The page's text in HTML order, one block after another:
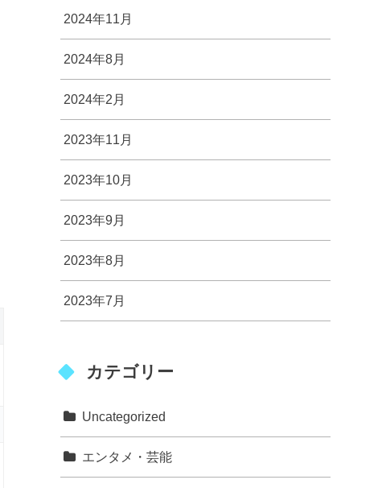
2024年11月
2024年8月
2024年2月
2023年11月
2023年10月
2023年9月
2023年8月
2023年7月
カテゴリー
Uncategorized
エンタメ・芸能